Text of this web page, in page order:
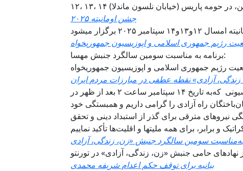
جشن، در حومه‌ پاریس (خیابان نلسون ماندلا)
جشن اومانیته ۲۰۲۵
سپتامبر ۲۰۲۵ برگزار میشود
رژیم جمهوری اسلامی و اپوزیسیون جمهوریخواه
برنامه به مناسبت سومین سالگرد جنبش مهسا:
رژیم جمهوری اسلامی و اپوزیسیون جمهوریخواه
در سومین ساگرد جنبش ژینا با شرکت در اکسیونی ‌ که‌به تاریخ ۱۴ سپتامبر ساعت ۲ بعد از ظهر در Queen’s park
راه آزادی را گرامی داریم و همبستگی خود
نیروهای مترقی برای گذر از استبداد دینی و تحقق
حامی جنبش «زن، زندگی، آزادی» در تورنتو
بیانیه برای توقف حکم اعدام شریفه محمدی